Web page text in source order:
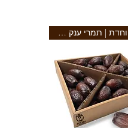
מהדורה מיוחדת | תמרי ענק מהעמק